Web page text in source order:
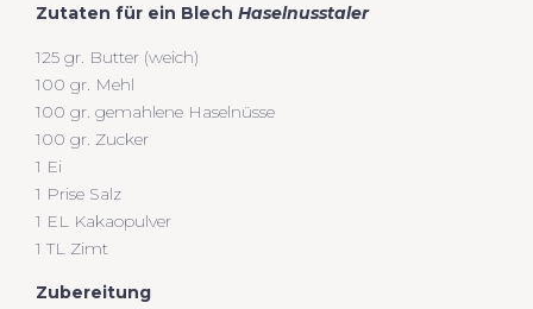
Zutaten für ein Blech Haselnusstaler
125 gr. Butter (weich)
100 gr. Mehl
100 gr. gemahlene Haselnüsse
100 gr. Zucker
1 Ei
1 Prise Salz
1 EL Kakaopulver
1 TL Zimt
Zubereitung